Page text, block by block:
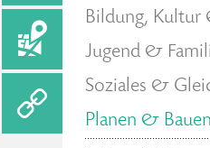
Bildung, Kultur
Jugend &
Soziales &
Planen & Bauen